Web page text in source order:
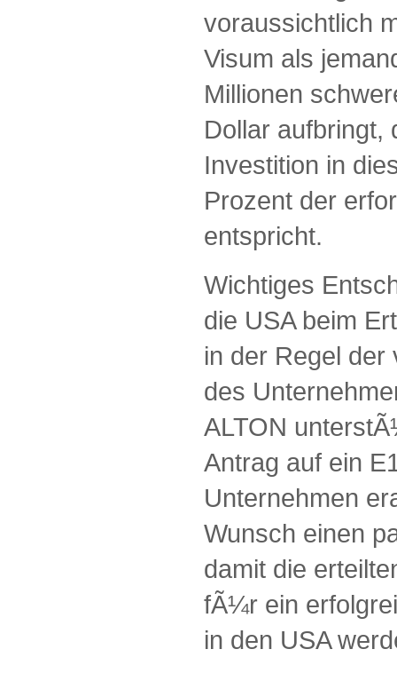
voraussichtlich
Visum als
Millionen
Dollar aufbringt,
Investition in
Prozent der
entspricht.
Wichtiges
die USA beim
in der Regel der
des
ALTON
Antrag auf ein
Unternehmen
Wunsch einen
damit die
fÃ¼r ein
in den USA